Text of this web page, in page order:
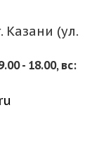
Казани (ул.
- 18.00, вс: